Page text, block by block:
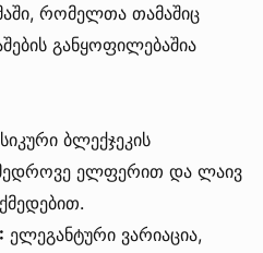
რომელთა თამაშიც
განყოფილებაშია
ბლექჯეკის
ელფერით და ლაივ
ელეგანტური ვარიაცია,